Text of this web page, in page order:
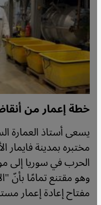
خطة إعمار من
يسعى أستاذ العمارة
مختبره بمدينة فايمار
الحرب في سوريا إلى
وهو مقتنع تمامًا بأنّ
مفتاح إعادة إعمار